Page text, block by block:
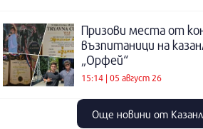
Призови места от
възпитаници на
„Орфей“
15:14 | 05 август 26
Още новини от